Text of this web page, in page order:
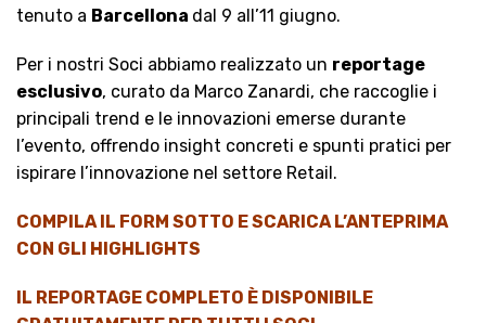
tenuto a Barcellona dal 9 all’11 giugno.
Per i nostri Soci abbiamo realizzato un reportage
esclusivo, curato da Marco Zanardi, che raccoglie i
principali trend e le innovazioni emerse durante
l’evento, offrendo insight concreti e spunti pratici per
ispirare l’innovazione nel settore Retail.
COMPILA IL FORM SOTTO E SCARICA L’ANTEPRIMA
CON GLI HIGHLIGHTS
IL REPORTAGE COMPLETO È DISPONIBILE